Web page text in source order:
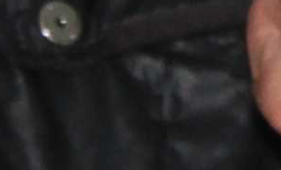
финишу
– Иран
В
6 очков
уступив